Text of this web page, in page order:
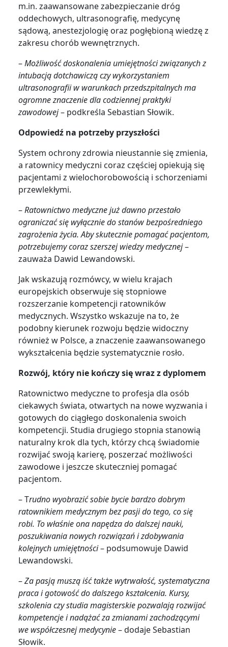
m.in. zaawansowane zabezpieczanie dróg
oddechowych, ultrasonografię, medycynę
sądową, anestezjologię oraz pogłębioną wiedzę z
zakresu chorób wewnętrznych.
–Możliwość doskonalenia umiejętności związanych z
intubacją dotchawiczą czy wykorzystaniem
ultrasonografii w warunkach przedszpitalnych ma
ogromne znaczenie dla codziennej praktyki
zawodowej– podkreśla Sebastian Słowik.
Odpowiedź na potrzeby przyszłości
System ochrony zdrowia nieustannie się zmienia,
a ratownicy medyczni coraz częściej opiekują się
pacjentami z wielochorobowością i schorzeniami
przewlekłymi.
–Ratownictwo medyczne już dawno przestało
ograniczać się wyłącznie do stanów bezpośredniego
zagrożenia życia. Aby skutecznie pomagać pacjentom,
potrzebujemy coraz szerszej wiedzy medycznej–
zauważa Dawid Lewandowski.
Jak wskazują rozmówcy, w wielu krajach
europejskich obserwuje się stopniowe
rozszerzanie kompetencji ratowników
medycznych. Wszystko wskazuje na to, że
podobny kierunek rozwoju będzie widoczny
również w Polsce, a znaczenie zaawansowanego
wykształcenia będzie systematycznie rosło.
Rozwój, który nie kończy się wraz z dyplomem
Ratownictwo medyczne to profesja dla osób
ciekawych świata, otwartych na nowe wyzwania i
gotowych do ciągłego doskonalenia swoich
kompetencji. Studia drugiego stopnia stanowią
naturalny krok dla tych, którzy chcą świadomie
rozwijać swoją karierę, poszerzać możliwości
zawodowe i jeszcze skuteczniej pomagać
pacjentom.
– Trudno wyobrazić sobie bycie bardzo dobrym
ratownikiem medycznym bez pasji do tego, co się
robi. To właśnie ona napędza do dalszej nauki,
poszukiwania nowych rozwiązań i zdobywania
kolejnych umiejętności– podsumowuje Dawid
Lewandowski.
–Za pasją muszą iść także wytrwałość, systematyczna
praca i gotowość do dalszego kształcenia. Kursy,
szkolenia czy studia magisterskie pozwalają rozwijać
kompetencje i nadążać za zmianami zachodzącymi
we współczesnej medycynie– dodaje Sebastian
Słowik.